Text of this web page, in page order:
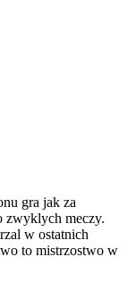
gra jak za
zwyklych meczy.
w ostatnich
to mistrzostwo w